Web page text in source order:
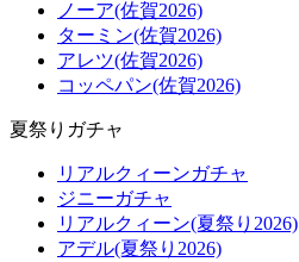
ノーア(佐賀2026)
ターミン(佐賀2026)
アレツ(佐賀2026)
コッペパン(佐賀2026)
夏祭りガチャ
リアルクィーンガチャ
ジニーガチャ
リアルクィーン(夏祭り2026)
アデル(夏祭り2026)